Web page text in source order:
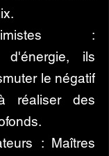
:
d'énergie, ils
le négatif
réaliser des
: Maîtres